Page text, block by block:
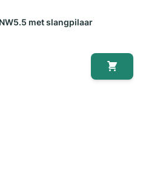
met slangpilaar